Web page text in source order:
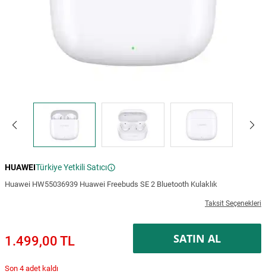
HUAWEITürkiye Yetkili Satıcı
Huawei HW55036939 Huawei Freebuds SE 2 Bluetooth Kulaklık
Taksit Seçenekleri
1.499,00 TL SATIN AL
Son 4 adet kaldı